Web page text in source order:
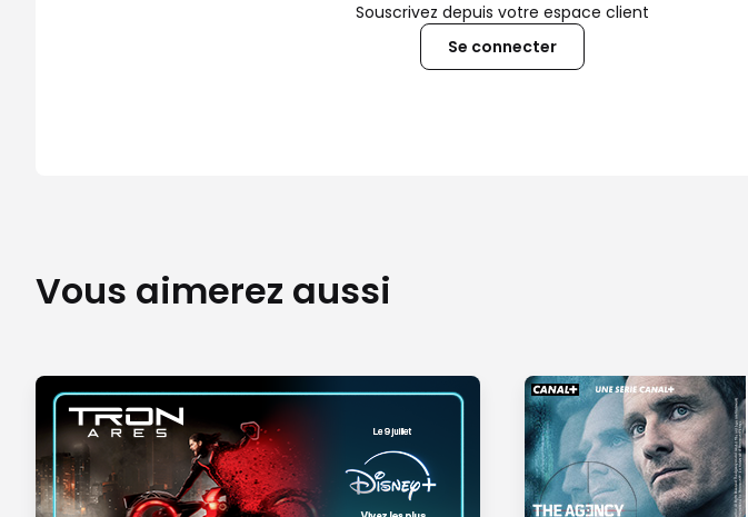
Souscrivez depuis votre espace client
Se connecter
Vous aimerez aussi